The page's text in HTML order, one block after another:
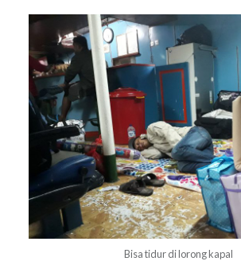
Bisa tidur di lorong kapal